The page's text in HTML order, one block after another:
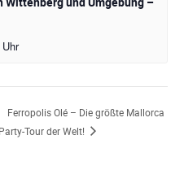
Ferropolis Olé – Die größte Mallorca
Party-Tour der Welt!